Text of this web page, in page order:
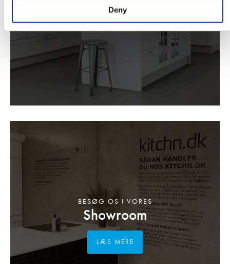
Deny
KLIK HER
Showroom
BESØG OS I VORES
LÆS MERE